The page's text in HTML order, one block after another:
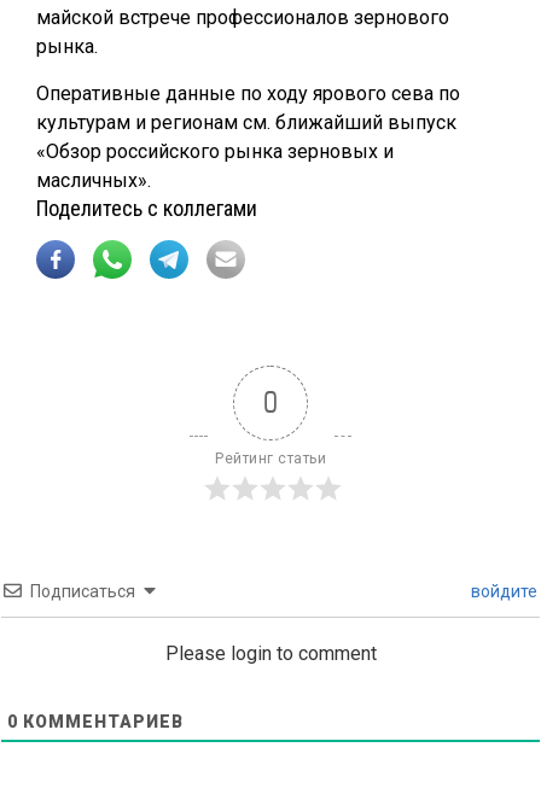
майской встрече профессионалов зернового
рынка.
Оперативные данные по ходу ярового сева по
культурам и регионам см. ближайший выпуск
«Обзор российского рынка зерновых и
масличных».
Поделитесь с коллегами
0
Рейтинг статьи
Подписаться войдите
Please login to comment
0 КОММЕНТАРИЕВ